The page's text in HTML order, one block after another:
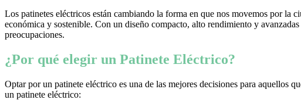
Los patinetes eléctricos están cambiando la forma en que nos movemos por la
económica y sostenible. Con un diseño compacto, alto rendimiento y
preocupaciones.
¿Por qué elegir un Patinete Eléctrico?
Optar por un patinete eléctrico es una de las mejores decisiones para aquellos
un patinete eléctrico: